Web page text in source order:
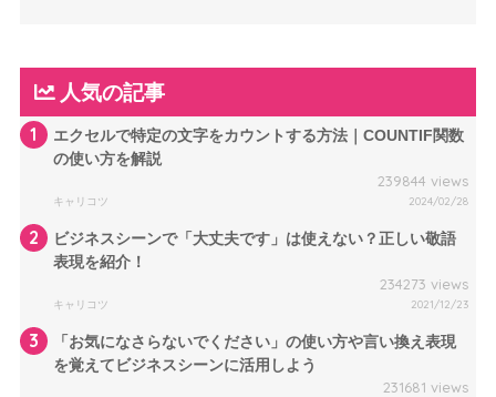
人気の記事
1
エクセルで特定の文字をカウントする方法｜COUNTIF関数
の使い方を解説
239844 views
キャリコツ 2024/02/28
2
ビジネスシーンで「大丈夫です」は使えない？正しい敬語
表現を紹介！
234273 views
キャリコツ 2021/12/23
3
「お気になさらないでください」の使い方や言い換え表現
を覚えてビジネスシーンに活用しよう
231681 views